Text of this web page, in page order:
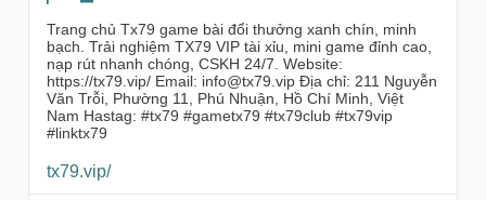
Segnala un problema
Trang chủ Tx79 game bài đổi thưởng xanh chín, minh
bạch. Trải nghiệm TX79 VIP tài xỉu, mini game đỉnh cao,
nạp rút nhanh chóng, CSKH 24/7. Website:
https://tx79.vip/ Email: info@tx79.vip Địa chỉ: 211 Nguyễn
Văn Trỗi, Phường 11, Phú Nhuận, Hồ Chí Minh, Việt
Nam Hastag: #tx79 #gametx79 #tx79club #tx79vip
#linktx79
tx79.vip/